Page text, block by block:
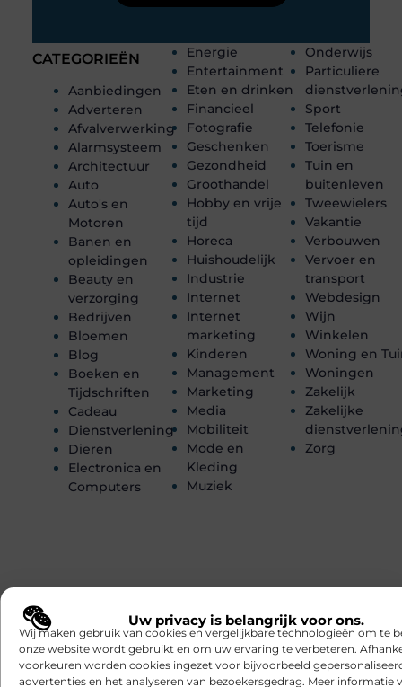
Uw privacy is belangrijk voor ons.
Wij maken gebruik van cookies en vergelijkbare technologieën om te
onze website wordt gebruikt en om uw ervaring te verbeteren.
voorkeuren worden cookies ingezet voor bijvoorbeeld
advertenties en het analyseren van bezoekersgedrag. Meer informatie
CATEGORIEËN
Aanbiedingen
Adverteren
Afvalverwerking
Alarmsysteem
Architectuur
Auto
Auto's en
Motoren
Banen en
opleidingen
Beauty en
verzorging
Bedrijven
Bloemen
Blog
Boeken en
Tijdschriften
Cadeau
Dienstverlening
Dieren
Electronica en
Computers
Energie
Entertainment
Eten en drinken
Financieel
Fotografie
Geschenken
Gezondheid
Groothandel
Hobby en vrije
tijd
Horeca
Huishoudelijk
Industrie
Internet
Internet
marketing
Kinderen
Management
Marketing
Media
Mobiliteit
Mode en
Kleding
Muziek
Onderwijs
Particuliere
Sport
Telefonie
Toerisme
Tuin en
buitenleven
Tweewielers
Vakantie
Verbouwen
Vervoer en
transport
Webdesign
Wijn
Winkelen
Woning en
Woningen
Zakelijk
Zakelijke
Zorg
Registreer nu en word deel vanons
platform!